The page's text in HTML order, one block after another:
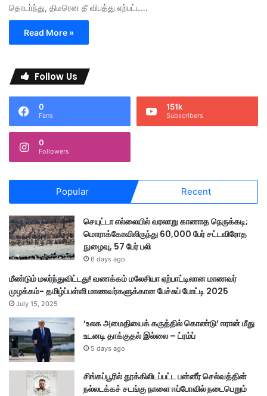
தொடர்ந்து, திடீரென தீ விபத்து ஏற்பட்ட…
Read More »
Follow Us
0
Fans
151k
Subscribers
0
Followers
Popular Recent
செயுட்டா எல்லையில் வரலாறு காணாத நெருக்கடி;
மொராக்கோவிலிருந்து 60,000 பேர் சட்டவிரோத
நுழைவு, 57 பேர் பலி
6 days ago
மீண்டும் மலர்ந்துவிட்டது! வணக்கம் மலேசியா ஏற்பாட்டிலான மாணவர்
முழக்கம்- தமிழ்ப்பள்ளி மாணவர்களுக்கான பேச்சுப் போட்டி 2025
July 15, 2025
‘உலக அமைதியைக் கருத்தில் கொண்டு’ ஈரான் மீது
உடனடி தாக்குதல் இல்லை – ட்ரம்ப்
5 days ago
சிங்கப்பூரில் தூக்கிலிடப்பட்ட பன்னீர் செல்வத்தின்
நல்லடக்கச் சடங்கு நாளை ஈப்போவில் நடைபெறும்